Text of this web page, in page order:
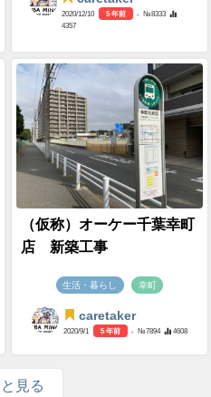
2020/12/10 5 年前
- №8333
4357
（仮称）オーケー千葉幸町
店 新築工事
生活・暮らし 幸町
caretaker
2020/9/1 5 年前 - №7894 4608
見る